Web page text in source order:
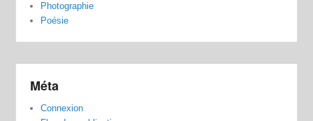
Photographie
Poésie
Méta
Connexion